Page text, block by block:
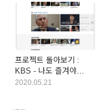
프로젝트 돌아보기 :
KBS - 나도 즐겨야
하니까 (04)
2020.05.21